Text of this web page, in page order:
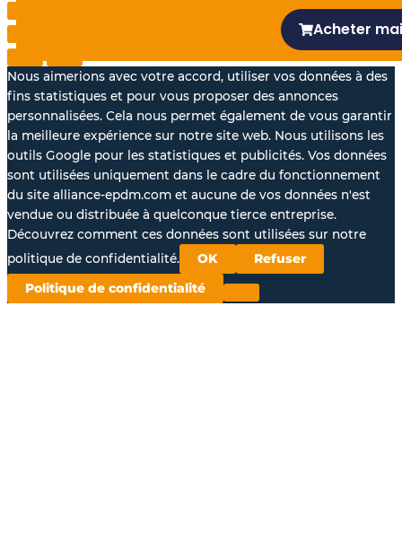
Acheter
Nous aimerions avec votre accord, utiliser vos données à des
fins statistiques et pour vous proposer des annonces
personnalisées. Cela nous permet également de vous garantir
la meilleure expérience sur notre site web. Nous utilisons les
outils Google pour les statistiques et publicités. Vos données
sont utilisées uniquement dans le cadre du fonctionnement
du site alliance-epdm.com et aucune de vos données n'est
vendue ou distribuée à quelconque tierce entreprise.
Découvrez comment ces données sont utilisées sur notre
politique de confidentialité.
OK Refuser
Politique de confidentialité